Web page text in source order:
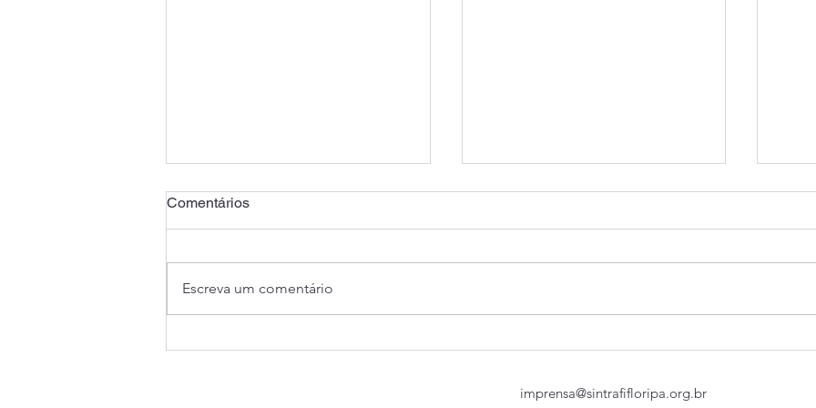
Comentários
Escreva um comentário
imprensa@sintrafifloripa.org.br